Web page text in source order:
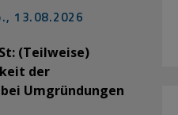
13.08.2026
(Teilweise)
der
Umgründungen